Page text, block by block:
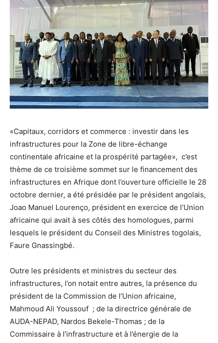
«Capitaux, corridors et commerce : investir dans les
infrastructures pour la Zone de libre-échange
continentale africaine et la prospérité partagée», c’est
thème de ce troisième sommet sur le financement des
infrastructures en Afrique dont l’ouverture officielle le 28
octobre dernier, a été présidée par le président angolais,
Joao Manuel Lourenço, président en exercice de l’Union
africaine qui avait à ses côtés des homologues, parmi
lesquels le président du Conseil des Ministres togolais,
Faure Gnassingbé.
Outre les présidents et ministres du secteur des
infrastructures, l’on notait entre autres, la présence du
président de la Commission de l’Union africaine,
Mahmoud Ali Youssouf ; de la directrice générale de
AUDA-NEPAD, Nardos Bekele-Thomas ; de la
Commissaire à l’infrastructure et à l’énergie de la